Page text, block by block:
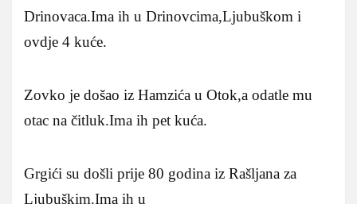
Drinovaca.Ima ih u Drinovcima,Ljubuškom i
ovdje 4 kuće.
Zovko je došao iz Hamzića u Otok,a odatle mu
otac na čitluk.Ima ih pet kuća.
Grgići su došli prije 80 godina iz Rašljana za
Ljubuškim.Ima ih u